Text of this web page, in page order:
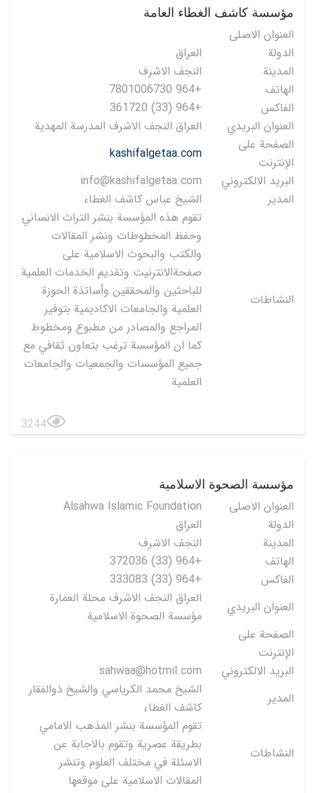
مؤسسة كاشف الغطاء العامة
العنوان الاصلی
الدولة
العراق
المدينة
النجف الاشرف
الهاتف
+964 7801006730
الفاكس
+964 (33) 361720
العنوان البريدي
العراق النجف الاشرف المدرسة المهدية
الصفحة على
الإنترنت
kashifalgetaa.com
البريد الالكتروني
info@kashifalgetaa.com
المدير
الشيخ عباس كاشف الغطاء
النشاطات
تقوم هذه المؤسسة بنشر التراث الانساني
وحفظ المخطوطات ونشر المقالات
والكتب والبحوث الاسلامية على
صفحةالانترنيت وتقديم الخدمات العلمية
للباحثين والمحققين وأساتذة الحوزة
العلمية والجامعات الاكاديمية بتوفير
المراجع والمصادر من مطبوع ومخطوط
كما ان المؤسسة ترغب بتعاون ثقافي مع
جميع المؤسسات والجمعيات والجامعات
العلمية
3244
مؤسسة الصحوة الاسلامية
العنوان الاصلی
Alsahwa Islamic Foundation
الدولة
العراق
المدينة
النجف الاشرف
الهاتف
+964 (33) 372036
الفاكس
+964 (33) 333083
العنوان البريدي
العراق النجف الاشرف محلة العمارة
مؤسسة الصحوة الاسلامية
الصفحة على
الإنترنت
البريد الالكتروني
sahwaa@hotmil.com
المدير
الشيخ محمد الكرباسي والشيخ ذوالفقار
كاشف الغطاء
النشاطات
تقوم المؤسسة بنشر المذهب الامامي
بطريقة عصرية وتقوم بالاجابة عن
الاسئلة في مختلف العلوم وتنشر
المقالات الاسلامية على موقعها